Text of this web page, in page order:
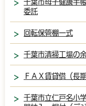
千葉市母子健康手
委託
回転保管棚一式
千葉市清掃工場の
ＦＡＸ賃貸借（長
千葉市立仁戸名小